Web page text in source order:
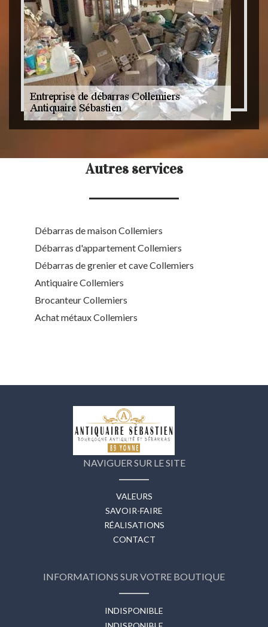
Autres services
Débarras de maison Collemiers
Débarras d'appartement Collemiers
Débarras de grenier et cave Collemiers
Antiquaire Collemiers
Brocanteur Collemiers
Achat métaux Collemiers
NAVIGUER SUR LE SITE
VALEURS
SAVOIR-FAIRE
RÉALISATIONS
CONTACT
INFORMATIONS SUR VOTRE BOUTIQUE
INDISPONIBLE